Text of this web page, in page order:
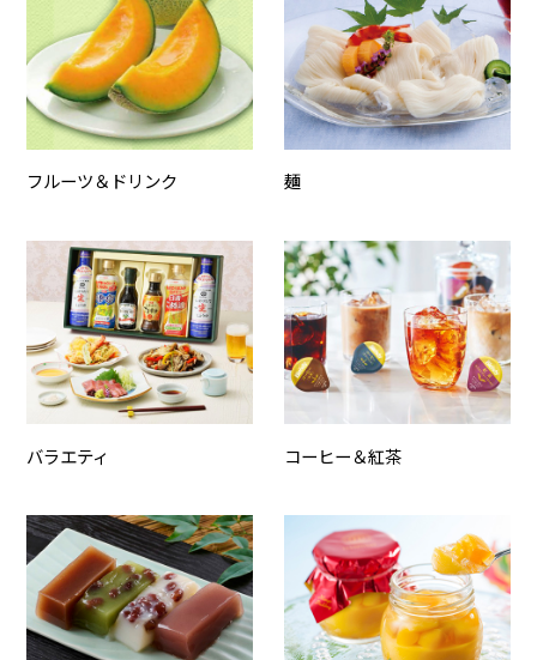
フルーツ＆ドリンク 麺
バラエティ コーヒー＆紅茶